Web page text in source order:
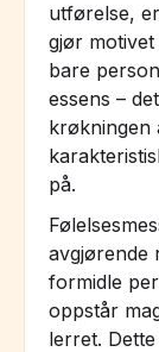
utførelse,
gjør
bare
essens –
krøkningen
på.
avgjørende
formidle
oppstår
lerret.